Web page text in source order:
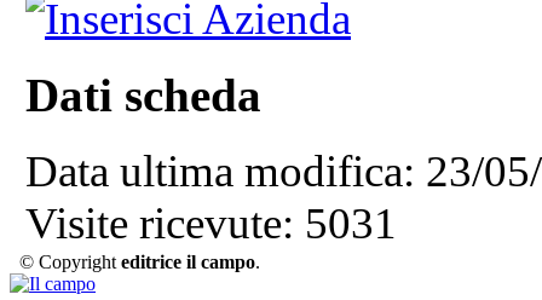
Dati scheda
Data ultima modifica: 23/
Visite ricevute: 5031
© Copyright editrice il campo.